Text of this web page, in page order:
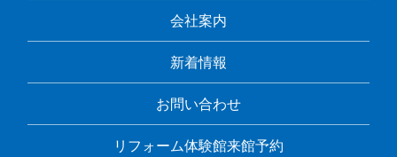
会社案内
新着情報
お問い合わせ
リフォーム体験館来館予約